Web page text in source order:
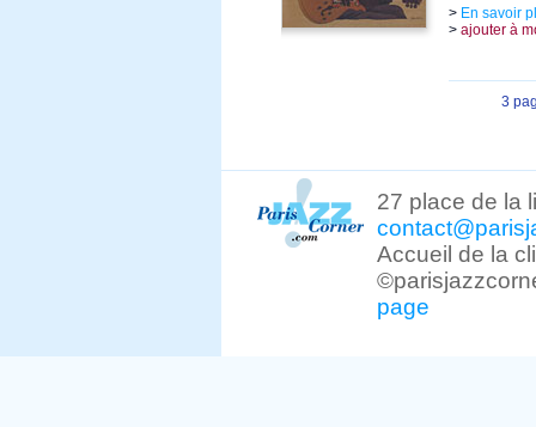
> En savoir
> ajouter à
3
27 place de la
Accueil de la
page